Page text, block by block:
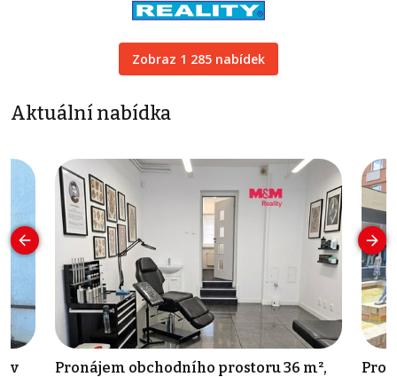
Zobraz 1 285 nabídek
Aktuální nabídka
Pronájem obchodního prostoru 36 m²,